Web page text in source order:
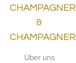
CHAMPAGNER
&
CHAMPAGNER
Über uns